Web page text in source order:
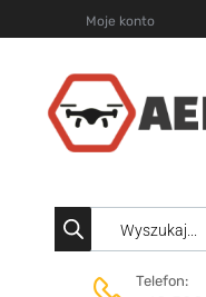
Moje konto
Telefon: